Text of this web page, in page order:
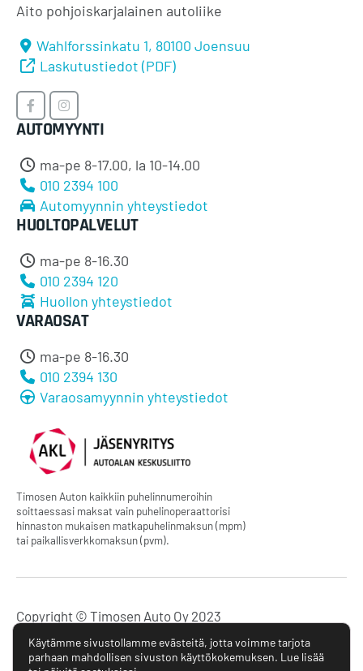
Aito pohjoiskarjalainen autoliike
Wahlforssinkatu 1, 80100 Joensuu
Laskutustiedot (PDF)
Timosen
Auto
Facebookissa
Timosen
Auto
AUTOMYYNTI
ma-pe 8-17.00, la 10-14.00
010 2394 100
Automyynnin yhteystiedot
HUOLTOPALVELUT
ma-pe 8-16.30
010 2394 120
Huollon yhteystiedot
VARAOSAT
ma-pe 8-16.30
010 2394 130
Varaosamyynnin yhteystiedot
Timosen Auton kaikkiin puhelinnumeroihin
soittaessasi maksat vain puhelinoperaattorisi
hinnaston mukaisen matkapuhelinmaksun (mpm)
tai paikallisverkkomaksun (pvm).
Copyright © Timosen Auto Oy 2023
Tietosuojaseloste
Käytämme sivustollamme evästeitä, jotta voimme tarjota
parhaan mahdollisen sivuston käyttökokemuksen. Lue lisää